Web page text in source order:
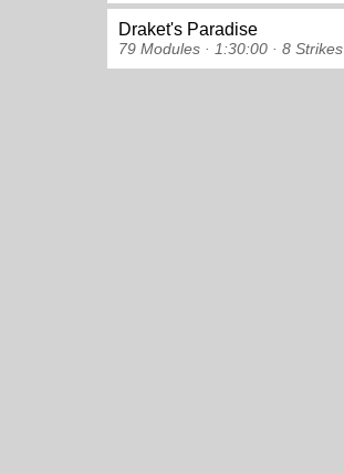
Draket's Paradise
79 Modules · 1:30:00 · 8 Strikes